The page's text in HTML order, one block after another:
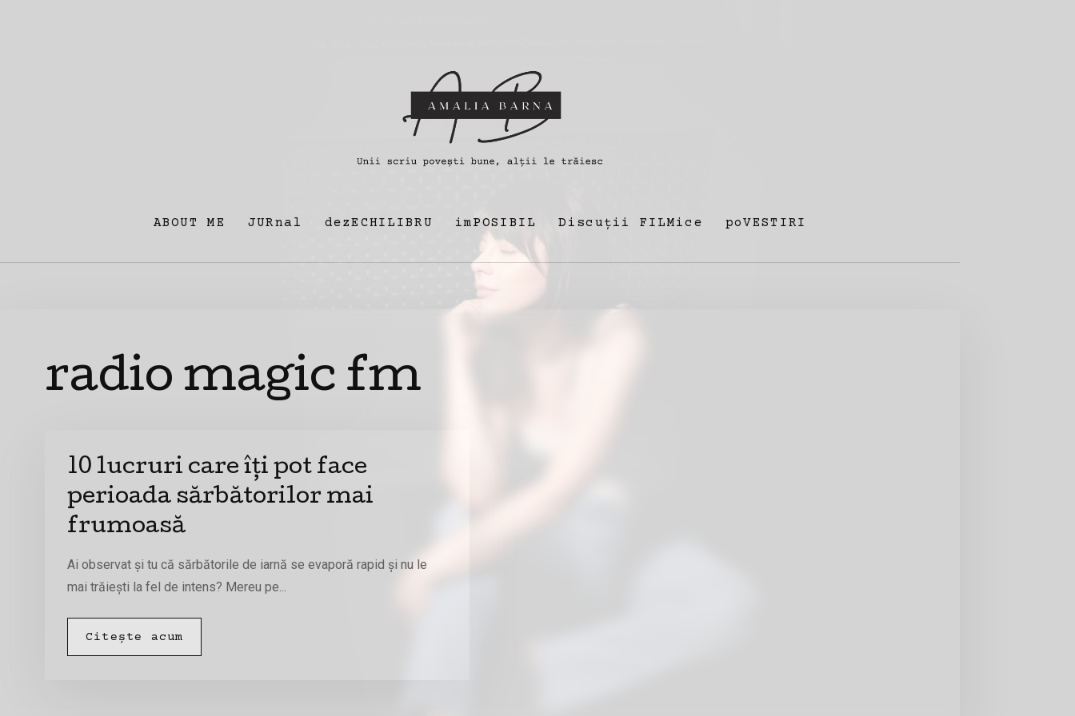
ABOUT ME JURnal dezECHILIBRU imPOSIBIL Discuții FILMice poVESTIRI
radio magic fm
10 lucruri care îți pot face
perioada sărbătorilor mai
frumoasă
Ai observat și tu că sărbătorile de iarnă se evaporă rapid și nu le
mai trăiești la fel de intens? Mereu pe...
Citește acum